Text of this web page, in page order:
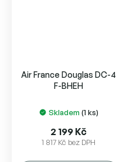
Air France Douglas DC-4
F-BHEH
Skladem (1 ks)
1 817 Kč bez DPH
2 199 Kč